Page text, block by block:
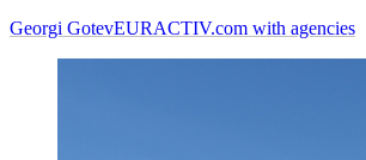
Georgi GotevEURACTIV.com with agencies